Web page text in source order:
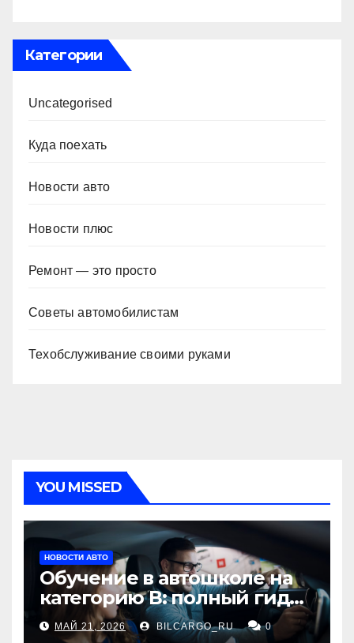
Категории
Uncategorised
Куда поехать
Новости авто
Новости плюс
Ремонт — это просто
Советы автомобилистам
Техобслуживание своими руками
YOU MISSED
НОВОСТИ АВТО
Обучение в автошколе на
категорию В: полный гид
для будущих водителей
МАЙ 21, 2026 BILCARGO_RU 0